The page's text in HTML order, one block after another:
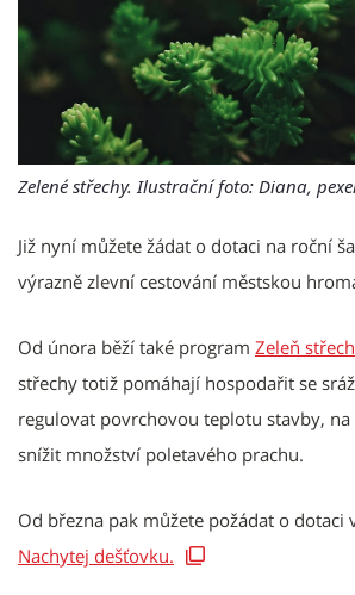
Zelené střechy. Ilustrační foto: Diana,
Již nyní můžete žádat o dotaci na roční
výrazně zlevní cestování městskou
Od února běží také program Zeleň
střechy totiž pomáhají hospodařit se
regulovat povrchovou teplotu stavby, na
snížit množství poletavého prachu.
Od března pak můžete požádat o dotaci
Nachytej dešťovku.